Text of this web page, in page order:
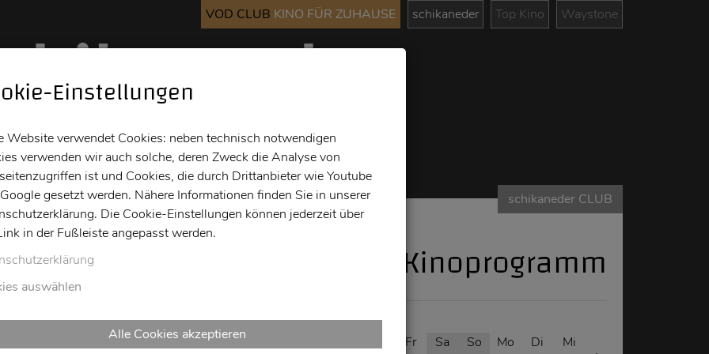
VOD CLUB KINO FÜR ZUHAUSE schikaneder Top Kino Waystone
Kino Bar Info
schikaneder CLUB
Kinoprogramm
Mi
Do
Fr
Sa
So
Fr
Sa
So
Mo
Di
Mi
Einstellungen
Website verwendet Cookies: neben technisch notwendigen
verwenden wir auch solche, deren Zweck die Analyse von
ist und Cookies, die durch Drittanbieter wie Youtube
gesetzt werden. Nähere Informationen finden Sie in unserer
Die Cookie-Einstellungen können jederzeit über
in der Fußleiste angepasst werden.
auswählen
Alle Cookies akzeptieren